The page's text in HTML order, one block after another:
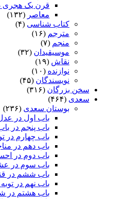
قرن یک هجری – ۱ الی ۹۷
معاصر (۱۳۲)
کتاب شناسی (۴)
مترجم (۱۶)
منجم (۷)
موسیقیدان (۳۲)
نقاش (۱۹)
نوازنده (۱۰)
نویسندگان (۴۵)
سخن بزرگان (۳۱۶)
سعدی (۴۶۴)
بوستان سعدی (۲۳۶)
باب اول در
باب پنجم در
باب چهارم در
باب دهم در
باب دوم در
باب سوم در
باب ششم در
باب نهم در
باب هشتم در